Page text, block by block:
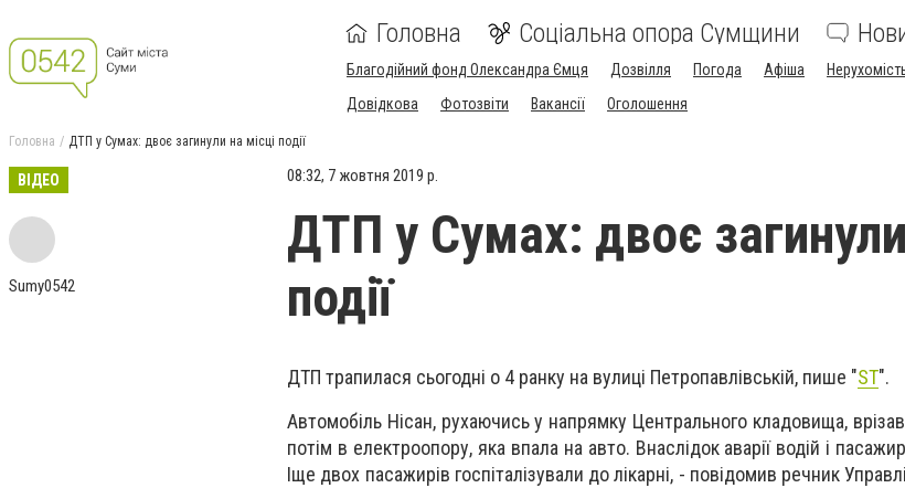
Головна Соціальна опора Сумщини
Благодійний фонд Олександра Ємця Дозвілля Погода Афіша
Довідкова
Фотозвіти Вакансії Оголошення
Головна ДТП у Сумах: двоє загинули на місці події
ВІДЕО
Sumy0542
08:32, 7 жовтня 2019 р.
ДТП у Сумах: двоє загинули
події
ДТП трапилася сьогодні о 4 ранку на вулиці Петропавлівській, пише "ST".
Автомобіль Нісан, рухаючись у напрямку Центрального кладовища,
потім в електроопору, яка впала на авто. Внаслідок аварії водій і
Іще двох пасажирів госпіталізували до лікарні, - повідомив речник